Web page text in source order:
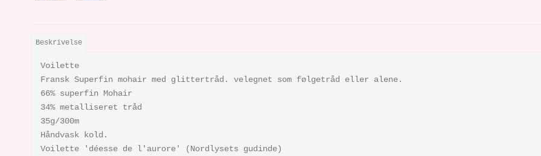
Beskrivelse
Voilette
Fransk Superfin mohair med glittertråd. velegnet som følgetråd eller alene.
66% superfin Mohair
34% metalliseret tråd
35g/300m
Håndvask kold.
Voilette 'déesse de l'aurore' (Nordlysets gudinde)